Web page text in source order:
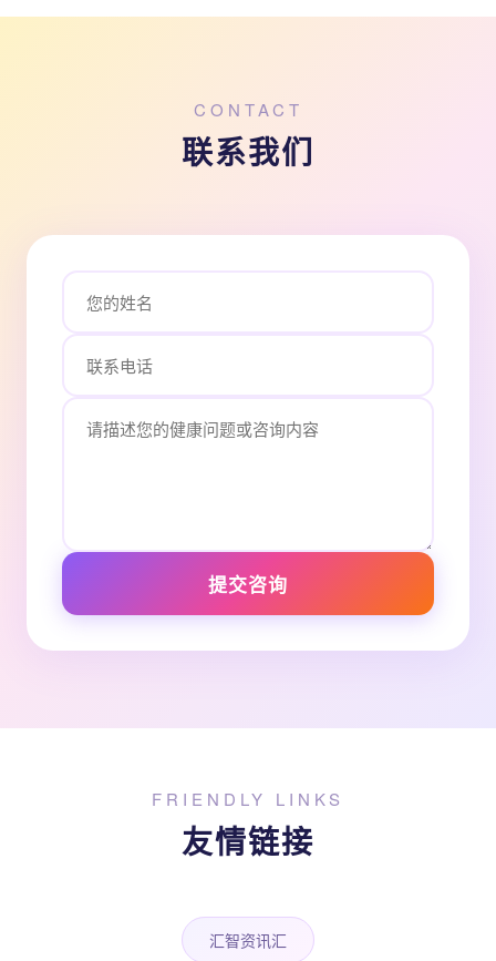
CONTACT
联系我们
提交咨询
FRIENDLY LINKS
友情链接
汇智资讯汇